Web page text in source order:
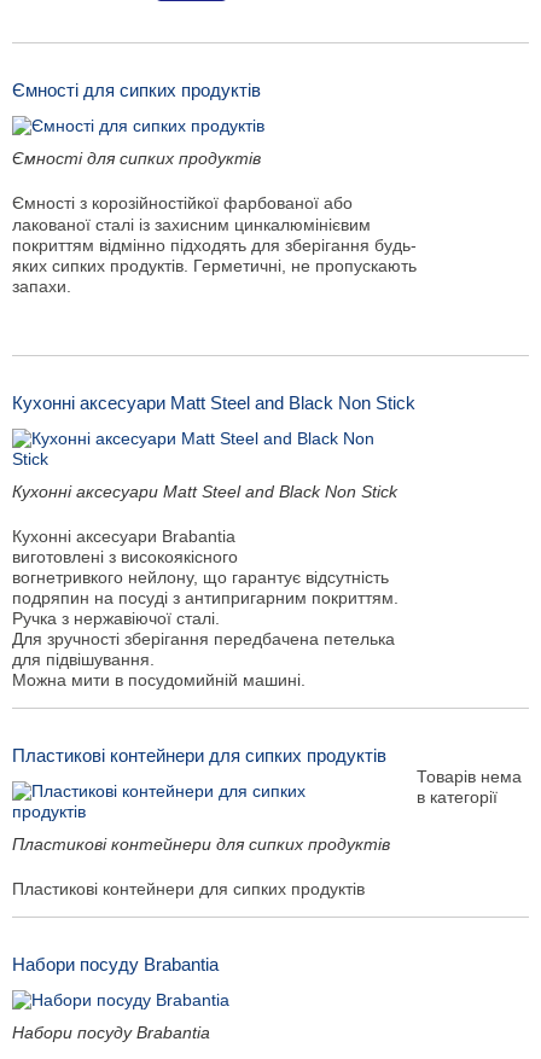
Ємності для сипких продуктів
Ємності для сипких продуктів
Ємності з корозійностійкої фарбованої або
лакованої сталі із захисним цинкалюмінієвим
покриттям відмінно підходять для зберігання будь-
яких сипких продуктів. Герметичні, не пропускають
запахи.
Кухонні аксесуари Matt Steel and Black Non Stick
Кухонні аксесуари Matt Steel and Black Non Stick
Кухонні аксесуари Brabantia
виготовлені з високоякісного
вогнетривкого нейлону, що гарантує відсутність
подряпин на посуді з антипригарним покриттям.
Ручка з нержавіючої сталі.
Для зручності зберігання передбачена петелька
для підвішування.
Можна мити в посудомийній машині.
Пластикові контейнери для сипких продуктів
Пластикові контейнери для сипких продуктів
Пластикові контейнери для сипких продуктів
Товарів нема
в категорії
Набори посуду Brabantia
Набори посуду Brabantia